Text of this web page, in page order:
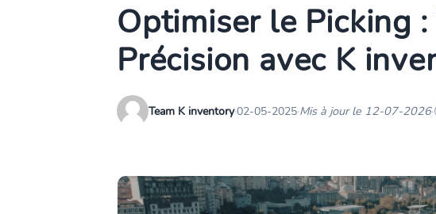
Optimiser le Picking
Précision avec K
Team K inventory·02-05-2025·Mis à jour le 12-07-2026·